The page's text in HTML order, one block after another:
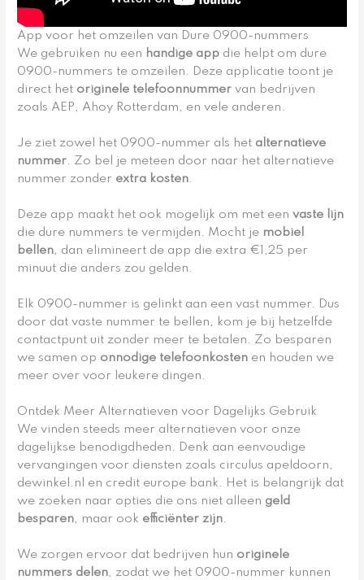
App voor het omzeilen van Dure 0900-nummers
We gebruiken nu een handige app die helpt om dure
0900-nummers te omzeilen. Deze applicatie toont je
direct het originele telefoonnummer van bedrijven
zoals AEP, Ahoy Rotterdam, en vele anderen.
Je ziet zowel het 0900-nummer als het alternatieve
nummer. Zo bel je meteen door naar het alternatieve
nummer zonder extra kosten.
Deze app maakt het ook mogelijk om met eenvaste lijn
die dure nummers te vermijden. Mocht je mobiel
bellen, dan elimineert de app die extra €1,25 per
minuut die anders zou gelden.
Elk 0900-nummer is gelinkt aan een vast nummer. Dus
door dat vaste nummer te bellen, kom je bij hetzelfde
contactpunt uit zonder meer te betalen. Zo besparen
we samen op onnodige telefoonkosten en houden we
meer over voor leukere dingen.
Ontdek Meer Alternatieven voor Dagelijks Gebruik
We vinden steeds meer alternatieven voor onze
dagelijkse benodigdheden. Denk aan eenvoudige
vervangingen voor diensten zoals circulus apeldoorn,
dewinkel.nl en credit europe bank. Het is belangrijk dat
we zoeken naar opties die ons niet alleen geld
besparen, maar ook efficiënter zijn.
We zorgen ervoor dat bedrijven hun originele
nummers delen, zodat we het 0900-nummer kunnen